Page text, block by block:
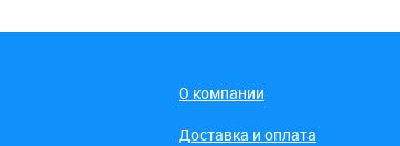
О компании
Доставка и оплата